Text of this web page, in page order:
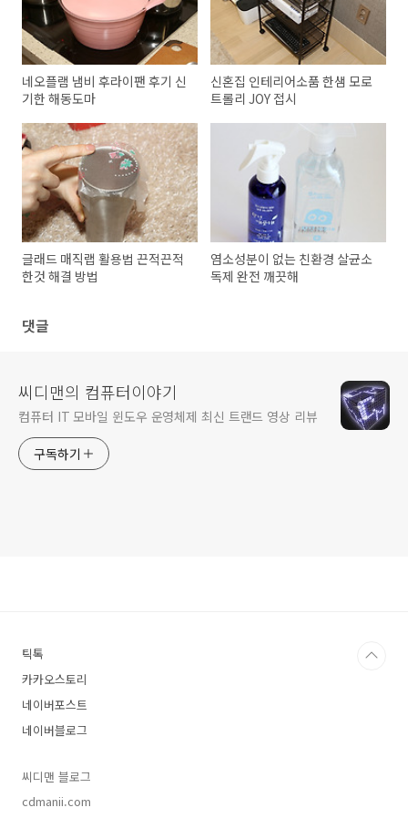
네오플램 냄비 후라이팬 후기 신
기한 해동도마
신혼집 인테리어소품 한샘 모로
트롤리 JOY 접시
글래드 매직랩 활용법 끈적끈적
한것 해결 방법
염소성분이 없는 친환경 살균소
독제 완전 깨끗해
댓글
씨디맨의 컴퓨터이야기
컴퓨터 IT 모바일 윈도우 운영체제 최신 트랜드 영상 리뷰
구독하기
틱톡
카카오스토리
네이버포스트
네이버블로그
씨디맨 블로그
cdmanii.com